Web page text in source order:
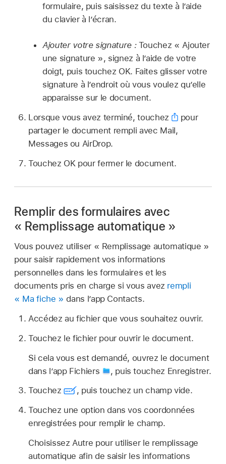
formulaire, puis saisissez du texte à l’aide
du clavier à l’écran.
Ajouter votre signature : Touchez « Ajouter
une signature », signez à l’aide de votre
doigt, puis touchez OK. Faites glisser votre
signature à l’endroit où vous voulez qu’elle
apparaisse sur le document.
Lorsque vous avez terminé, touchez
pour
partager le document rempli avec Mail,
Messages ou AirDrop.
Touchez OK pour fermer le document.
Remplir des formulaires avec
« Remplissage automatique »
Vous pouvez utiliser « Remplissage automatique »
pour saisir rapidement vos informations
personnelles dans les formulaires et les
documents pris en charge si vous avez rempli
« Ma fiche » dans l’app Contacts.
Accédez au fichier que vous souhaitez ouvrir.
Touchez le fichier pour ouvrir le document.
Si cela vous est demandé, ouvrez le document
dans l’app Fichiers
, puis touchez Enregistrer.
Touchez
, puis touchez un champ vide.
Touchez une option dans vos coordonnées
enregistrées pour remplir le champ.
Choisissez Autre pour utiliser le remplissage
automatique afin de saisir les informations